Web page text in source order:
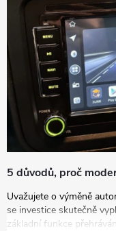
5 důvodů, proč
Uvažujete o výměně
se investice skutečně
základní funkce